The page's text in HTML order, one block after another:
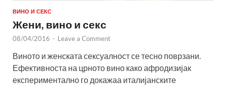
ВИНО И СЕКС
Жени, вино и секс
08/04/2016 - Leave a Comment
Виното и женската сексуалност се тесно поврзани.
Ефективноста на црното вино како афродизијак
експериментално го докажаа италијанските